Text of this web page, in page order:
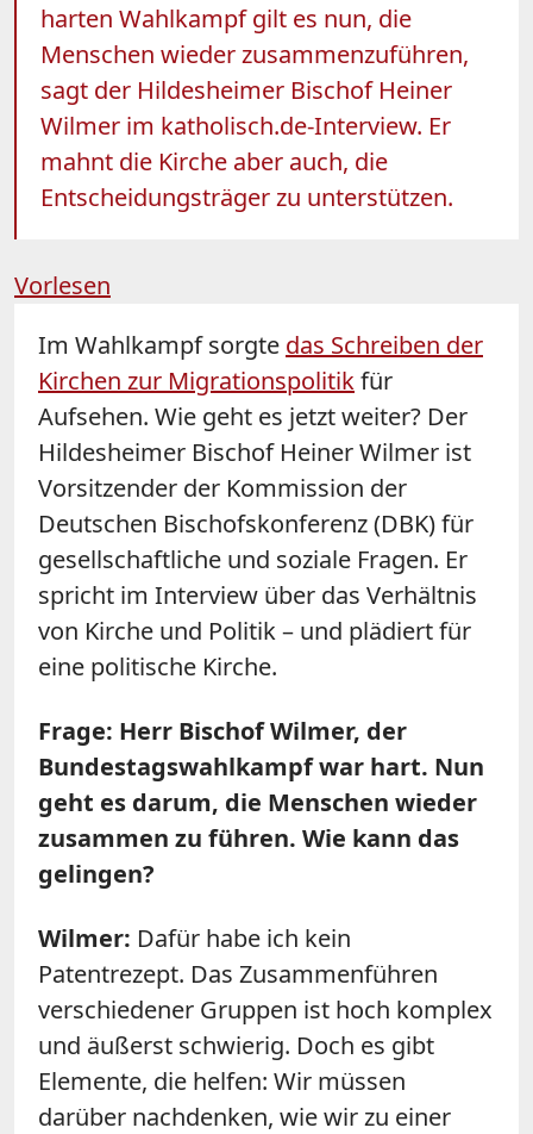
harten Wahlkampf gilt es nun, die
Menschen wieder zusammenzuführen,
sagt der Hildesheimer Bischof Heiner
Wilmer im katholisch.de-Interview. Er
mahnt die Kirche aber auch, die
Entscheidungsträger zu unterstützen.
Vorlesen
Im Wahlkampf sorgte das Schreiben der
Kirchen zur Migrationspolitikfür
Aufsehen. Wie geht es jetzt weiter? Der
Hildesheimer Bischof Heiner Wilmer ist
Vorsitzender der Kommission der
Deutschen Bischofskonferenz (DBK) für
gesellschaftliche und soziale Fragen. Er
spricht im Interview über das Verhältnis
von Kirche und Politik – und plädiert für
eine politische Kirche.
Frage: Herr Bischof Wilmer, der
Bundestagswahlkampf war hart. Nun
geht es darum, die Menschen wieder
zusammen zu führen. Wie kann das
gelingen?
Wilmer: Dafür habe ich kein
Patentrezept. Das Zusammenführen
verschiedener Gruppen ist hoch komplex
und äußerst schwierig. Doch es gibt
Elemente, die helfen: Wir müssen
darüber nachdenken, wie wir zu einer